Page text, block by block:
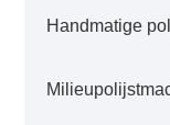
Handmatige